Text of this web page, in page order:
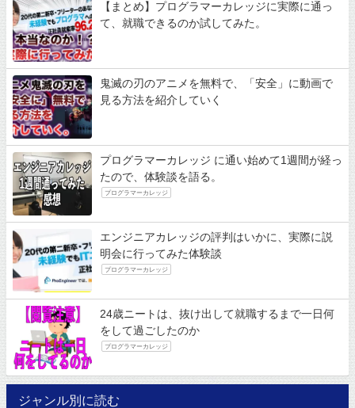
【まとめ】プログラマーカレッジに実際に通っ
て、就職できるのか試してみた。
鬼滅の刃のアニメを無料で、「安全」に動画で
見る方法を紹介していく
プログラマーカレッジ に通い始めて1週間が経っ
たので、体験談を語る。
プログラマーカレッジ
エンジニアカレッジの評判はいかに、実際に説
明会に行ってみた体験談
プログラマーカレッジ
24歳ニートは、抜け出して就職するまで一日何
をして過ごしたのか
プログラマーカレッジ
ジャンル別に読む